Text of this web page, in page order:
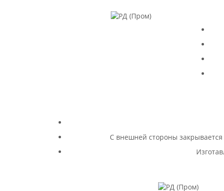
С внешней стороны